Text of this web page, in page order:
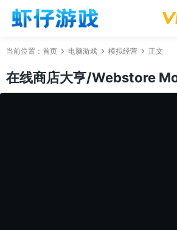
当前位置： 首页 电脑游戏 模拟经营 正文
在线商店大亨/Webstore